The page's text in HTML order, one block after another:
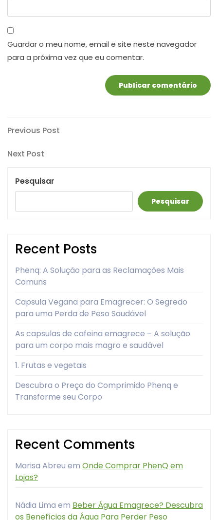
Guardar o meu nome, email e site neste navegador
para a próxima vez que eu comentar.
Navegação
de
artigos
Previous
Previous Post
Next
Next Post
Pesquisar
Pesquisar
Recent Posts
Phenq: A Solução para as Reclamações Mais
Comuns
Capsula Vegana para Emagrecer: O Segredo
para uma Perda de Peso Saudável
As capsulas de cafeina emagrece – A solução
para um corpo mais magro e saudável
1. Frutas e vegetais
Descubra o Preço do Comprimido Phenq e
Transforme seu Corpo
Recent Comments
Marisa Abreu em Onde Comprar PhenQ em
Lojas?
Nádia Lima em Beber Água Emagrece? Descubra
os Benefícios da Água Para Perder Peso